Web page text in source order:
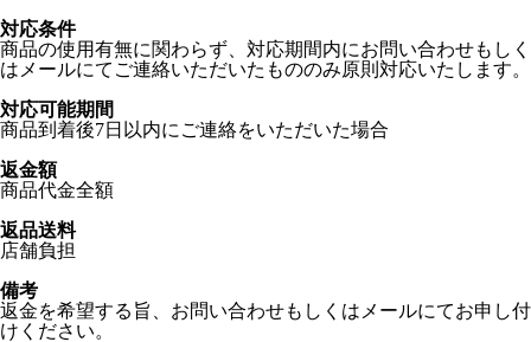
対応条件
商品の使用有無に関わらず、対応期間内にお問い合わせもしく
はメールにてご連絡いただいたもののみ原則対応いたします。
対応可能期間
商品到着後7日以内にご連絡をいただいた場合
返金額
商品代金全額
返品送料
店舗負担
備考
返金を希望する旨、お問い合わせもしくはメールにてお申し付
けください。